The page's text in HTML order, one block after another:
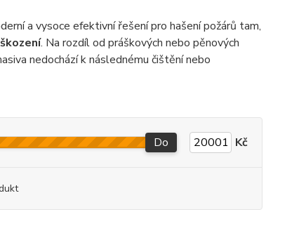
a vysoce efektivní řešení pro hašení požárů tam,
. Na rozdíl od práškových nebo pěnových
nedochází k následnému čištění nebo
Do Kč